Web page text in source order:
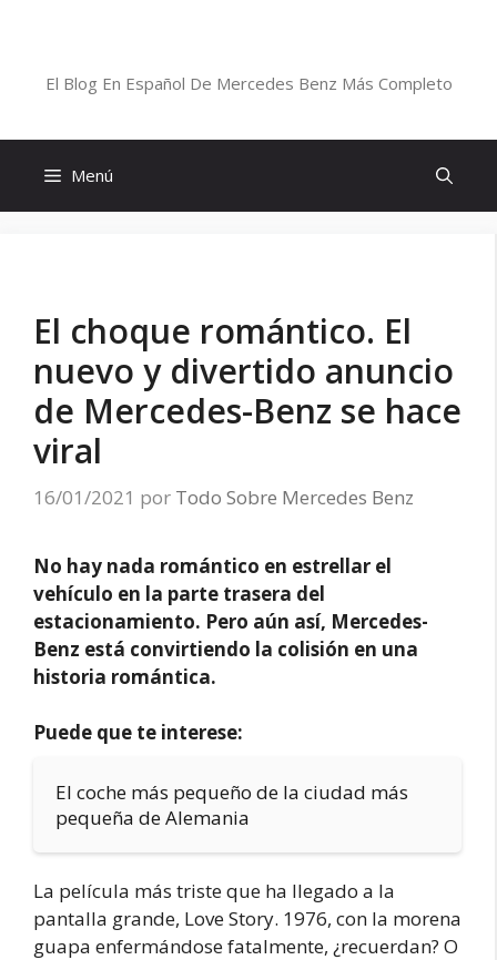
El Blog En Español De Mercedes Benz Más Completo
Menú
El choque romántico. El
nuevo y divertido anuncio
de Mercedes-Benz se hace
viral
16/01/2021 por Todo Sobre Mercedes Benz
No hay nada romántico en estrellar el
vehículo en la parte trasera del
estacionamiento. Pero aún así, Mercedes-
Benz está convirtiendo la colisión en una
historia romántica.
Puede que te interese:
El coche más pequeño de la ciudad más
pequeña de Alemania
La película más triste que ha llegado a la
pantalla grande, Love Story. 1976, con la morena
guapa enfermándose fatalmente, ¿recuerdan? O